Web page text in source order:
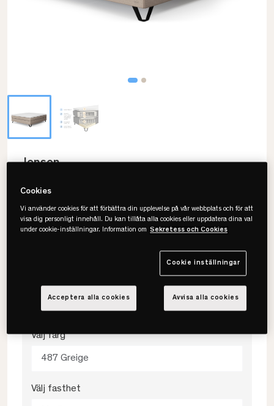
Jensen
• Dubbla pocketsystem
• Flera storlekar & färger
80x210
Välj färg
487 Greige
Välj fasthet
Cookies
Vi använder cookies för att förbättra din upplevelse på vår webbplats och för att
visa dig personligt innehåll. Du kan tillåta alla cookies eller uppdatera dina val
under cookie-inställningar. Information om Sekretess och Cookies
Cookie inställningar
Avvisa alla cookies
Acceptera alla cookies